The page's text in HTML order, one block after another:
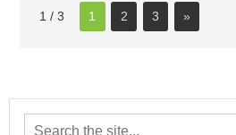
1 / 3 1 2 3 »